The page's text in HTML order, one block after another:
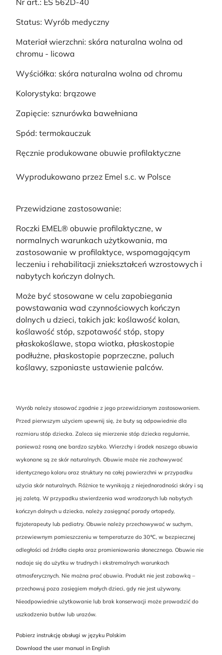
Nr art.: ES 562D-40
Status: Wyrób medyczny
Materiał wierzchni: skóra naturalna wolna od
chromu - licowa
Wyściółka: skóra naturalna wolna od chromu
Kolorystyka: brązowe
Zapięcie: sznurówka bawełniana
Spód: termokauczuk
Ręcznie produkowane obuwie profilaktyczne
Wyprodukowano przez Emel s.c. w Polsce
Przewidziane zastosowanie:
Roczki EMEL® obuwie profilaktyczne, w
normalnych warunkach użytkowania, ma
zastosowanie w profilaktyce, wspomagającym
leczeniu i rehabilitacji zniekształceń wzrostowych i
nabytych kończyn dolnych.
Może być stosowane w celu zapobiegania
powstawania wad czynnościowych kończyn
dolnych u dzieci, takich jak: koślawość kolan,
koślawość stóp, szpotawość stóp, stopy
płaskokoślawe, stopa wiotka, płaskostopie
podłużne, płaskostopie poprzeczne, paluch
koślawy, szponiaste ustawienie palców.
Wyrób należy stosować zgodnie z jego przewidzianym zastosowaniem.
Przed pierwszym użyciem upewnij się, że buty są odpowiednie dla
rozmiaru stóp dziecka. Zaleca się mierzenie stóp dziecka regularnie,
ponieważ rosną one bardzo szybko. Wierzchy i środek naszego obuwia
wykonane są ze skór naturalnych. Obuwie może nie zachowywać
identycznego koloru oraz struktury na całej powierzchni w przypadku
użycia skór naturalnych. Różnice te wynikają z niejednorodności skóry i są
jej zaletą. W przypadku stwierdzenia wad wrodzonych lub nabytych
kończyn dolnych u dziecka, należy zasięgnąć porady ortopedy,
fizjoterapeuty lub pediatry. Obuwie należy przechowywać w suchym,
przewiewnym pomieszczeniu w temperaturze do 30℃, w bezpiecznej
odległości od źródła ciepła oraz promieniowania słonecznego. Obuwie nie
nadaje się do użytku w trudnych i ekstremalnych warunkach
atmosferycznych. Nie można prać obuwia. Produkt nie jest zabawką –
przechowuj poza zasięgiem małych dzieci, gdy nie jest używany.
Nieodpowiednie użytkowanie lub brak konserwacji może prowadzić do
uszkodzenia butów lub urazów.
Pobierz instrukcję obsługi w języku Polskim
Download the user manual in English